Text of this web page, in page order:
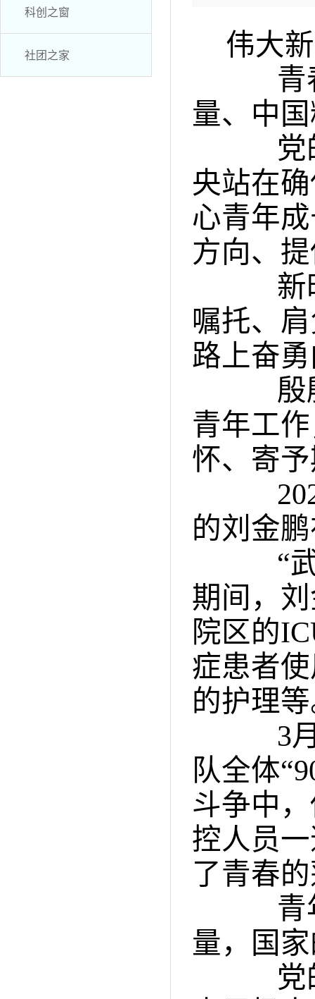
科创之窗
社团之家
伟大
青春
量、中
党的
央站在
心青年
方向、
新时
嘱托、
路上奋
殷殷
青年工
怀、寄
2020
的刘金
“武
期间，
院区的
症患者
的护理
3月
队全体
斗争中
控人员
了青春
青年
量，国
党的